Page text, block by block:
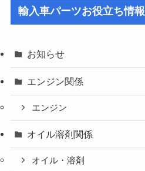
輸入車パーツお役立ち情報
お知らせ
エンジン関係
エンジン
オイル溶剤関係
オイル・溶剤